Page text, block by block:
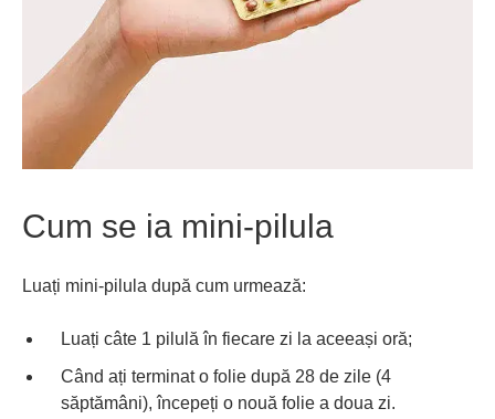
Cum se ia mini-pilula
Luați mini-pilula după cum urmează:
Luați câte 1 pilulă în fiecare zi la aceeași oră;
Când ați terminat o folie după 28 de zile (4
săptămâni), începeți o nouă folie a doua zi.